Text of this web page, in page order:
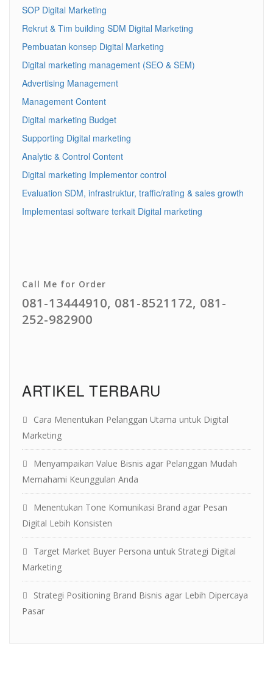
SOP Digital Marketing
Rekrut & Tim building SDM Digital Marketing
Pembuatan konsep Digital Marketing
Digital marketing management (SEO & SEM)
Advertising Management
Management Content
Digital marketing Budget
Supporting Digital marketing
Analytic & Control Content
Digital marketing Implementor control
Evaluation SDM, infrastruktur, traffic/rating & sales growth
Implementasi software terkait Digital marketing
Call Me for Order
081-13444910, 081-8521172, 081-
252-982900
ARTIKEL TERBARU
Cara Menentukan Pelanggan Utama untuk Digital
Marketing
Menyampaikan Value Bisnis agar Pelanggan Mudah
Memahami Keunggulan Anda
Menentukan Tone Komunikasi Brand agar Pesan
Digital Lebih Konsisten
Target Market Buyer Persona untuk Strategi Digital
Marketing
Strategi Positioning Brand Bisnis agar Lebih Dipercaya
Pasar